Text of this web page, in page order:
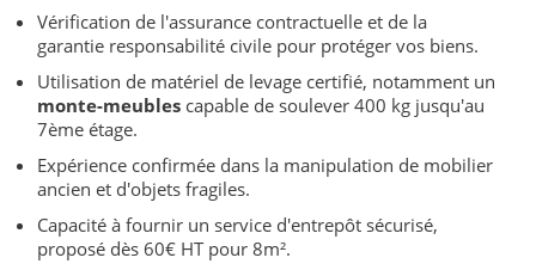
Vérification de l'assurance contractuelle et de la
garantie responsabilité civile pour protéger vos biens.
Utilisation de matériel de levage certifié, notamment un
monte-meubles capable de soulever 400 kg jusqu'au
7ème étage.
Expérience confirmée dans la manipulation de mobilier
ancien et d'objets fragiles.
Capacité à fournir un service d'entrepôt sécurisé,
proposé dès 60€ HT pour 8m².